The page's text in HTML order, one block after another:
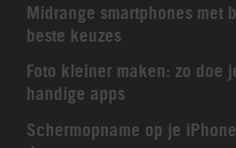
Midrange smartphones met
beste keuzes
Foto kleiner maken: zo doe
handige apps
Schermopname op je